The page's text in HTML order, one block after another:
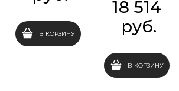
В КОРЗИНУ
18 514
руб.
В КОРЗИНУ